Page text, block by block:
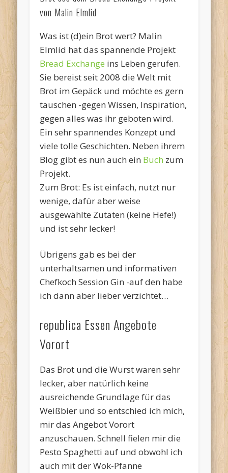
von Malin Elmlid
Was ist (d)ein Brot wert? Malin
Elmlid hat das spannende Projekt
Bread Exchange ins Leben gerufen.
Sie bereist seit 2008 die Welt mit
Brot im Gepäck und möchte es gern
tauschen -gegen Wissen, Inspiration,
gegen alles was ihr geboten wird.
Ein sehr spannendes Konzept und
viele tolle Geschichten. Neben ihrem
Blog gibt es nun auch ein Buch zum
Projekt.
Zum Brot: Es ist einfach, nutzt nur
wenige, dafür aber weise
ausgewählte Zutaten (keine Hefe!)
und ist sehr lecker!
Übrigens gab es bei der
unterhaltsamen und informativen
Chefkoch Session Gin -auf den habe
ich dann aber lieber verzichtet…
republica Essen Angebote
Vorort
Das Brot und die Wurst waren sehr
lecker, aber natürlich keine
ausreichende Grundlage für das
Weißbier und so entschied ich mich,
mir das Angebot Vorort
anzuschauen. Schnell fielen mir die
Pesto Spaghetti auf und obwohl ich
auch mit der Wok-Pfanne